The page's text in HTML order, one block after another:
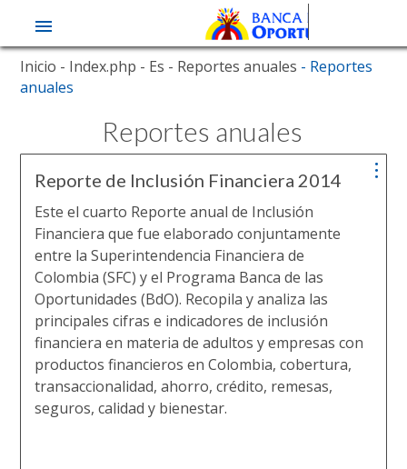
Pasar
contenido
Inicio - Index.php - Es - Reportes anuales - Reportes
anuales
Reportes anuales
Reporte de Inclusión Financiera 2014
Este el cuarto Reporte anual de Inclusión
Financiera que fue elaborado conjuntamente
entre la Superintendencia Financiera de
Colombia (SFC) y el Programa Banca de las
Oportunidades (BdO). Recopila y analiza las
principales cifras e indicadores de inclusión
financiera en materia de adultos y empresas con
productos financieros en Colombia, cobertura,
transaccionalidad, ahorro, crédito, remesas,
seguros, calidad y bienestar.